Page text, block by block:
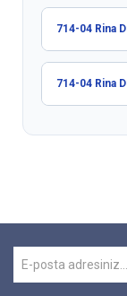
714-04 Rina
714-04 Rina